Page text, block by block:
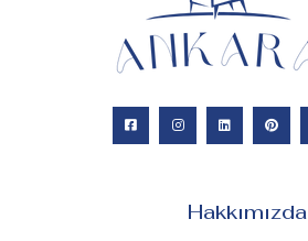
Hakkımızda